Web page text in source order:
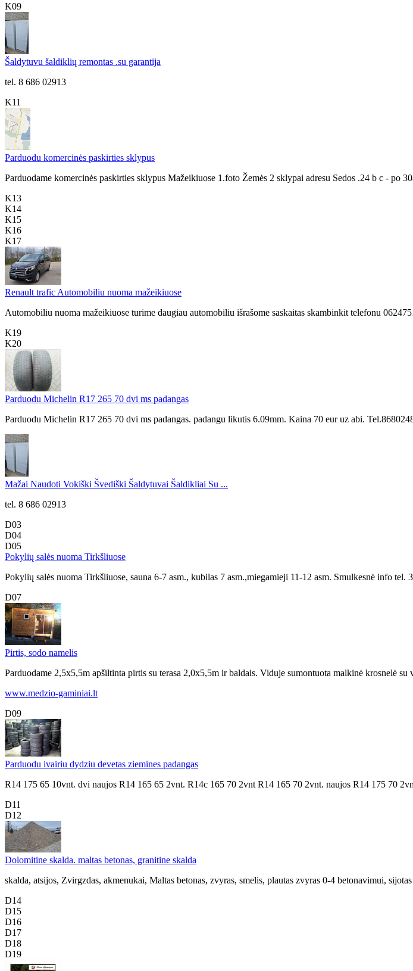
K09
Šaldytuvu šaldiklių remontas .su garantija
tel. 8 686 02913
K11
Parduodu komercinės paskirties sklypus
Parduodame komercinės paskirties sklypus Mažeikiuose 1.foto Žemės 2 sklypai adresu Sedos .24 b c - po
K13
K14
K15
K16
K17
Renault trafic Automobiliu nuoma mažeikiuose
Automobiliu nuoma mažeikiuose turime daugiau automobiliu išrašome saskaitas skambinkit telefonu
K19
K20
Parduodu Michelin R17 265 70 dvi ms padangas
Parduodu Michelin R17 265 70 dvi ms padangas. padangu likutis 6.09mm. Kaina 70 eur uz abi.
Mažai Naudoti Vokiški Švediški Šaldytuvai Šaldikliai Su ...
tel. 8 686 02913
D03
D04
D05
Pokylių salės nuoma Tirkšliuose
Pokylių salės nuoma Tirkšliuose, sauna 6-7 asm., kubilas 7 asm.,miegamieji 11-12 asm. Smulkesnė info
D07
Pirtis, sodo namelis
Parduodame 2,5x5,5m apšiltinta pirtis su terasa 2,0x5,5m ir baldais. Viduje sumontuota malkinė krosnelė
www.medzio-gaminiai.lt
D09
Parduodu ivairiu dydziu devetas ziemines padangas
R14 175 65 10vnt. dvi naujos R14 165 65 2vnt. R14c 165 70 2vnt R14 165 70 2vnt. naujos R14 175 70
D11
D12
Dolomitine skalda. maltas betonas, granitine skalda
skalda, atsijos, Zvirgzdas, akmenukai, Maltas betonas, zvyras, smelis, plautas zvyras 0-4 betonavimui,
D14
D15
D16
D17
D18
D19